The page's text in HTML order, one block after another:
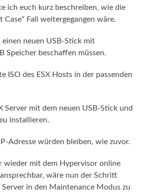
ich euch kurz beschreiben, wie die
Case“ Fall weitergegangen wäre.
neuen USB-Stick mit
Speicher beschaffen müssen.
ISO des ESX Hosts in der passenden
Server mit dem neuen USB-Stick und
installieren.
Adresse würden bleiben, wie zuvor.
wieder mit dem Hypervisor online
wäre nun der Schritt
Server in den Maintenance Modus zu